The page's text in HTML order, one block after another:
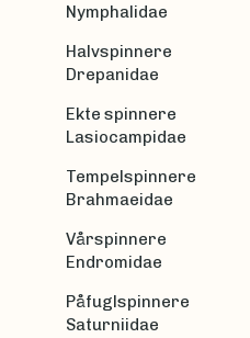
Nymphalidae
Halvspinnere
Drepanidae
Ekte spinnere
Lasiocampidae
Tempelspinnere
Brahmaeidae
Vårspinnere
Endromidae
Påfuglspinnere
Saturniidae